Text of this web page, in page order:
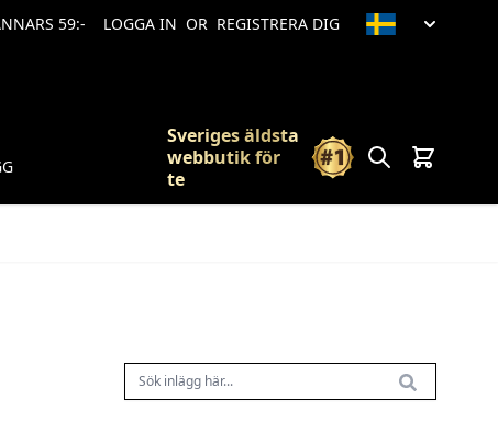
59:- LOGGA IN OR REGISTRERA DIG
Sveriges äldsta
webbutik för
te
Sök Vagn